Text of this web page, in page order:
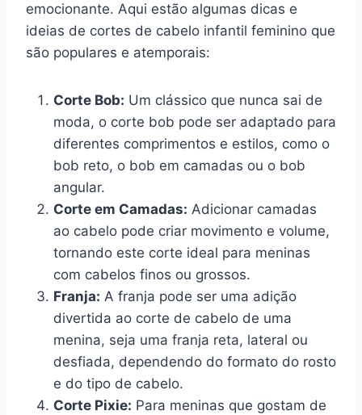
emocionante. Aqui estão algumas dicas e
ideias de cortes de cabelo infantil feminino que
são populares e atemporais:
Corte Bob: Um clássico que nunca sai de
moda, o corte bob pode ser adaptado para
diferentes comprimentos e estilos, como o
bob reto, o bob em camadas ou o bob
angular.
Corte em Camadas: Adicionar camadas
ao cabelo pode criar movimento e volume,
tornando este corte ideal para meninas
com cabelos finos ou grossos.
Franja: A franja pode ser uma adição
divertida ao corte de cabelo de uma
menina, seja uma franja reta, lateral ou
desfiada, dependendo do formato do rosto
e do tipo de cabelo.
Corte Pixie: Para meninas que gostam de